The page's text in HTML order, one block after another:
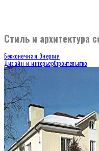
Стиль и архитектура
Бесконечная Энергия
Дизайн и интерьерСтроительство